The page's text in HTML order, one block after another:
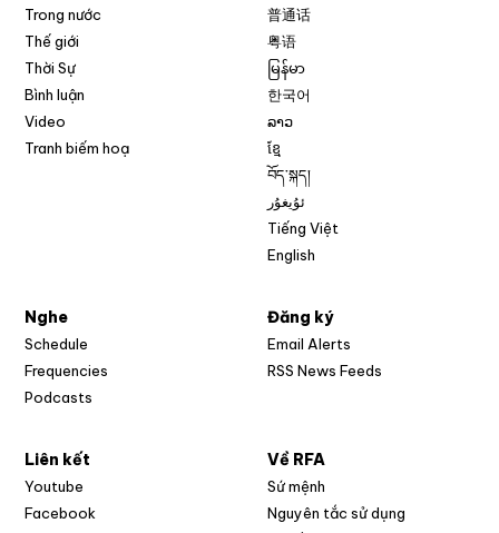
Trong nước
Thế giới
Thời Sự
Bình luận
Video
Tranh biếm hoạ
普通话
粤语
မြန်မာ
한국어
ລາວ
ខ្មែ
བོད་སྐད།
ئۇيغۇر
Tiếng Việt
English
Nghe
Schedule
Frequencies
Podcasts
Đăng ký
Email Alerts
RSS News Feeds
Liên kết
Youtube
Facebook
Về RFA
Sứ mệnh
Nguyên tắc sử dụng